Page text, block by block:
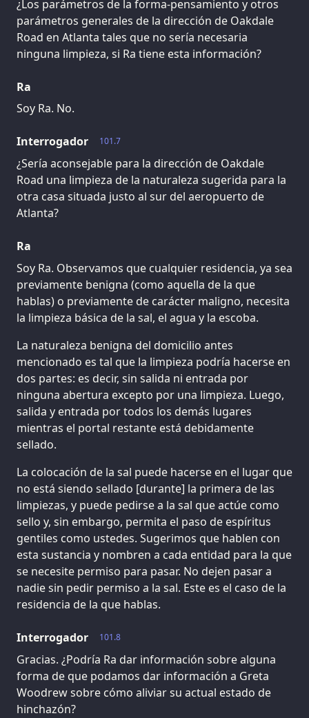
¿Los parámetros de la forma-pensamiento y otros
parámetros generales de la dirección de Oakdale
Road en Atlanta tales que no sería necesaria
ninguna limpieza, si Ra tiene esta información?
Ra
Soy Ra. No.
101.7
Interrogador
¿Sería aconsejable para la dirección de Oakdale
Road una limpieza de la naturaleza sugerida para la
otra casa situada justo al sur del aeropuerto de
Atlanta?
Ra
Soy Ra. Observamos que cualquier residencia, ya sea
previamente benigna (como aquella de la que
hablas) o previamente de carácter maligno, necesita
la limpieza básica de la sal, el agua y la escoba.
La naturaleza benigna del domicilio antes
mencionado es tal que la limpieza podría hacerse en
dos partes: es decir, sin salida ni entrada por
ninguna abertura excepto por una limpieza. Luego,
salida y entrada por todos los demás lugares
mientras el portal restante está debidamente
sellado.
La colocación de la sal puede hacerse en el lugar que
no está siendo sellado [durante] la primera de las
limpiezas, y puede pedirse a la sal que actúe como
sello y, sin embargo, permita el paso de espíritus
gentiles como ustedes. Sugerimos que hablen con
esta sustancia y nombren a cada entidad para la que
se necesite permiso para pasar. No dejen pasar a
nadie sin pedir permiso a la sal. Este es el caso de la
residencia de la que hablas.
101.8
Interrogador
Gracias. ¿Podría Ra dar información sobre alguna
forma de que podamos dar información a Greta
Woodrew sobre cómo aliviar su actual estado de
hinchazón?